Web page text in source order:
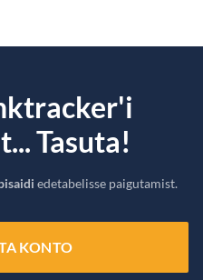
Tasuta!
edetabelisse paigutamist.
KONTO